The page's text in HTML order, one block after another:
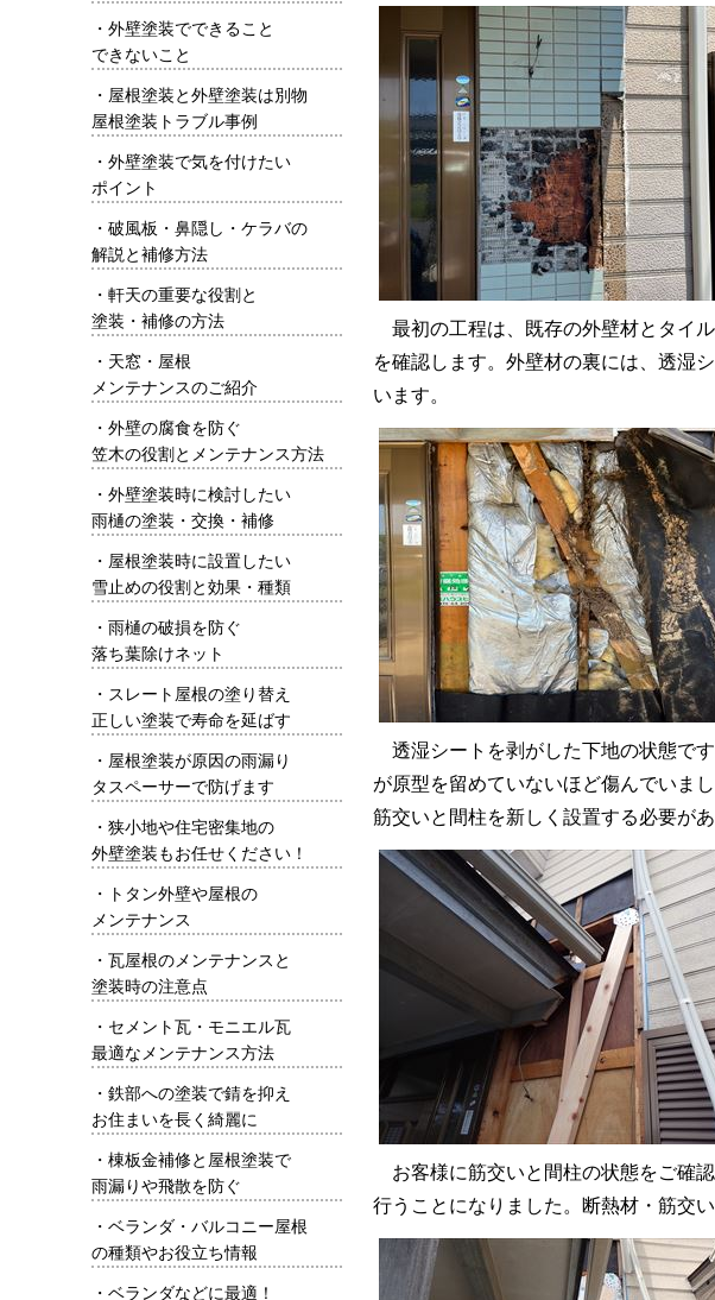
・ 外壁塗装でできること
できないこと
・ 屋根塗装と外壁塗装は別物
屋根塗装トラブル事例
・ 外壁塗装で気を付けたい
ポイント
・ 破風板・鼻隠し・ケラバの
解説と補修方法
・ 軒天の重要な役割と
塗装・補修の方法
・ 天窓・屋根
メンテナンスのご紹介
・ 外壁の腐食を防ぐ
笠木の役割とメンテナンス方法
・ 外壁塗装時に検討したい
雨樋の塗装・交換・補修
・ 屋根塗装時に設置したい
雪止めの役割と効果・種類
・ 雨樋の破損を防ぐ
落ち葉除けネット
・ スレート屋根の塗り替え
正しい塗装で寿命を延ばす
・ 屋根塗装が原因の雨漏り
タスペーサーで防げます
・ 狭小地や住宅密集地の
外壁塗装もお任せください！
・
トタン外壁や屋根の
メンテナンス
・ 瓦屋根のメンテナンスと
塗装時の注意点
・ セメント瓦・モニエル瓦
最適なメンテナンス方法
・ 鉄部への塗装で錆を抑え
お住まいを長く綺麗に
・ 棟板金補修と屋根塗装で
雨漏りや飛散を防ぐ
・ ベランダ・バルコニー屋根
の種類やお役立ち情報
・ ベランダなどに最適！
最初の工程は、既存の外壁材とタイ
を確認します。外壁材の裏には、透湿
います。
透湿シートを剥がした下地の状態で
が原型を留めていないほど傷んでいま
筋交いと間柱を新しく設置する必要があ
お客様に筋交いと間柱の状態をご確
行うことになりました。断熱材・筋交